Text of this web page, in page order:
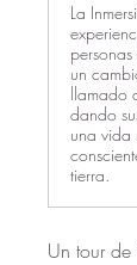
La
un
llamado
dando
una vida
tierra.
Un tour